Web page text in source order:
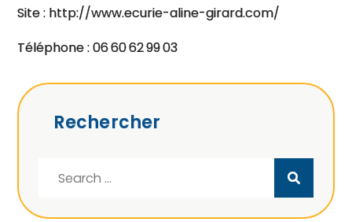
Site : http://www.ecurie-aline-girard.com/
Téléphone : 06 60 62 99 03
Rechercher